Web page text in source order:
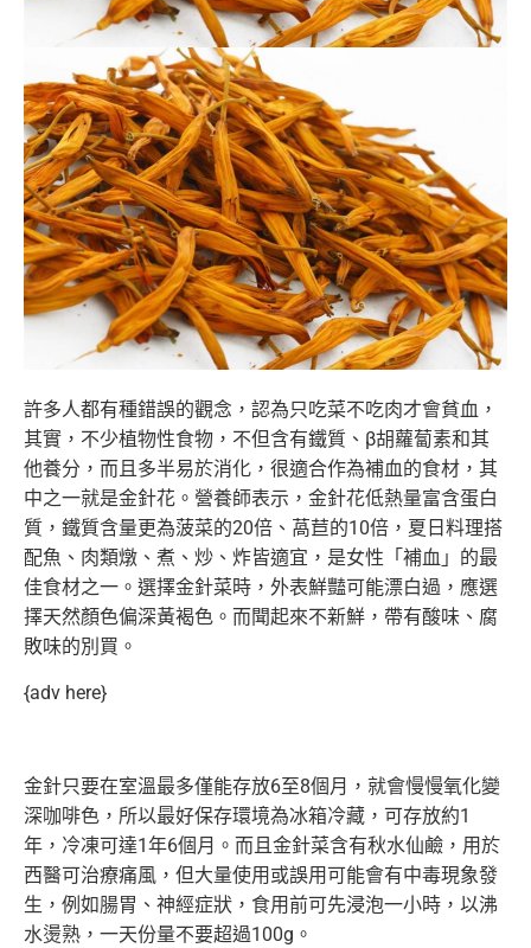
許多人都有種錯誤的觀念，認為只吃菜不吃肉才會貧血，
其實，不少植物性食物，不但含有鐵質、β胡蘿蔔素和其
他養分，而且多半易於消化，很適合作為補血的食材，其
中之一就是金針花。營養師表示，金針花低熱量富含蛋白
質，鐵質含量更為菠菜的20倍、萵苣的10倍，夏日料理搭
配魚、肉類燉、煮、炒、炸皆適宜，是女性「補血」的最
佳食材之一。選擇金針菜時，外表鮮豔可能漂白過，應選
擇天然顏色偏深黃褐色。而聞起來不新鮮，帶有酸味、腐
敗味的別買。
{adv here}
金針只要在室溫最多僅能存放6至8個月，就會慢慢氧化變
深咖啡色，所以最好保存環境為冰箱冷藏，可存放約1
年，冷凍可達1年6個月。而且金針菜含有秋水仙鹼，用於
西醫可治療痛風，但大量使用或誤用可能會有中毒現象發
生，例如腸胃、神經症狀，食用前可先浸泡一小時，以沸
水燙熟，一天份量不要超過100g。